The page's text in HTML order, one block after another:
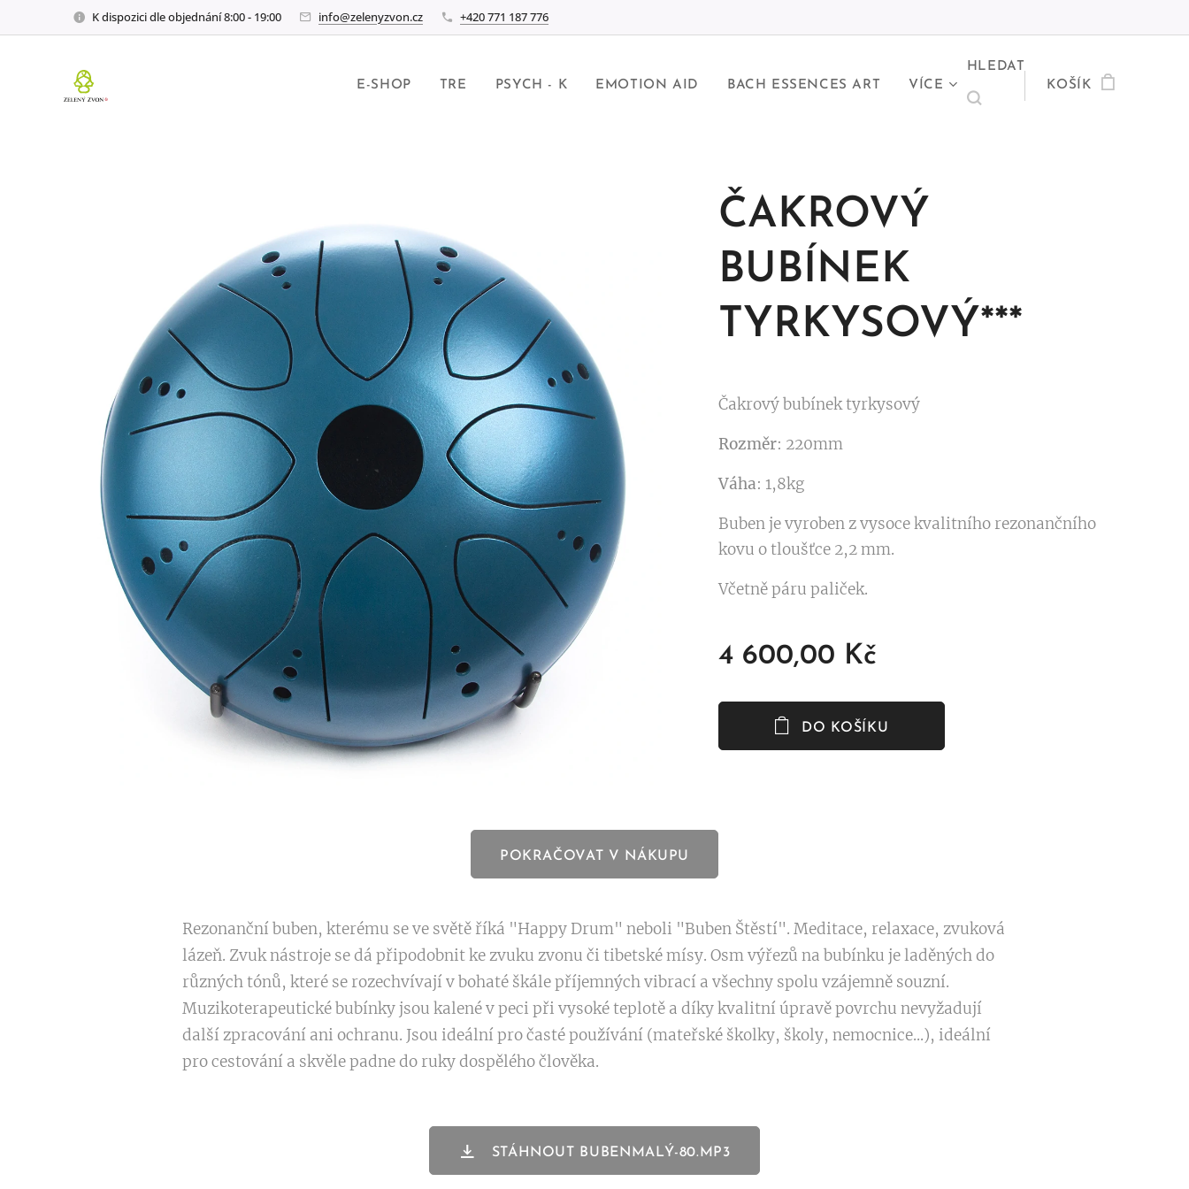
K dispozici dle objednání 8:00 - 19:00 info@zelenyzvon.cz +420 771 187 776
E-SHOP TRE PSYCH - K EMOTION AID BACH ESSENCES ART VÍCE
HLEDAT
KOŠÍK
ČAKROVÝ
BUBÍNEK
TYRKYSOVÝ***
Čakrový bubínek tyrkysový
Rozměr: 220mm
Váha: 1,8kg
Buben je vyroben z vysoce kvalitního rezonančního
kovu o tloušťce 2,2 mm.
Včetně páru paliček.
4 600,00 Kč
DO KOŠÍKU
POKRAČOVAT V NÁKUPU
Rezonanční buben, kterému se ve světě říká "Happy Drum" neboli "Buben Štěstí". Meditace, relaxace, zvuková
lázeň. Zvuk nástroje se dá připodobnit ke zvuku zvonu či tibetské mísy. Osm výřezů na bubínku je laděných do
různých tónů, které se rozechvívají v bohaté škále příjemných vibrací a všechny spolu vzájemně souzní.
Muzikoterapeutické bubínky jsou kalené v peci při vysoké teplotě a díky kvalitní úpravě povrchu nevyžadují
další zpracování ani ochranu. Jsou ideální pro časté používání (mateřské školky, školy, nemocnice...), ideální
pro cestování a skvěle padne do ruky dospělého člověka.
STÁHNOUT BUBENMALÝ-80.MP3